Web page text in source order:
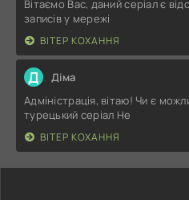
Вітаємо Вас, даний серіал є
записів у мережі
ВІТЕР КОХАННЯ
Д Діма
Адміністрація, вітаю! Чи є
турецький серіал Не
ВІТЕР КОХАННЯ